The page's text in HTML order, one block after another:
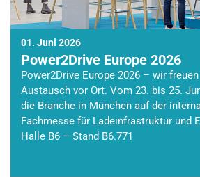
01. Juni 2026
Power2Drive Europe 2026
Power2Drive Europe 2026 – wir
Austausch vor Ort. Vom 23. bis 25.
die Branche in München auf der
Fachmesse für Ladeinfrastruktur und
Halle B6 – Stand B6.771